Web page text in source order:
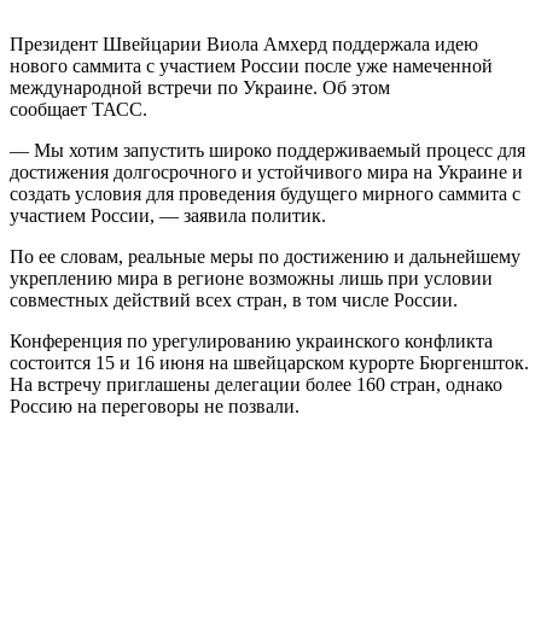
Президент Швейцарии Виола Амхерд поддержала идею
нового саммита с участием России после уже намеченной
международной встречи по Украине. Об этом
сообщает ТАСС.
— Мы хотим запустить широко поддерживаемый процесс для
достижения долгосрочного и устойчивого мира на Украине и
создать условия для проведения будущего мирного саммита с
участием России, — заявила политик.
По ее словам, реальные меры по достижению и дальнейшему
укреплению мира в регионе возможны лишь при условии
совместных действий всех стран, в том числе России.
Конференция по урегулированию украинского конфликта
состоится 15 и 16 июня на швейцарском курорте Бюргеншток.
На встречу приглашены делегации более 160 стран, однако
Россию на переговоры не позвали.